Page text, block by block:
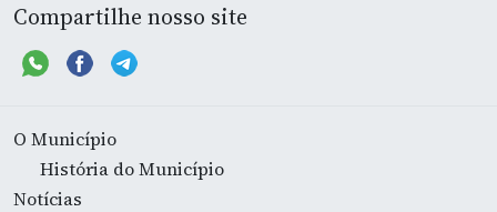
Compartilhe nosso site
O Município
História do Município
Notícias